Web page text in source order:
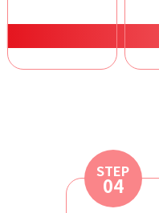
STEP
04